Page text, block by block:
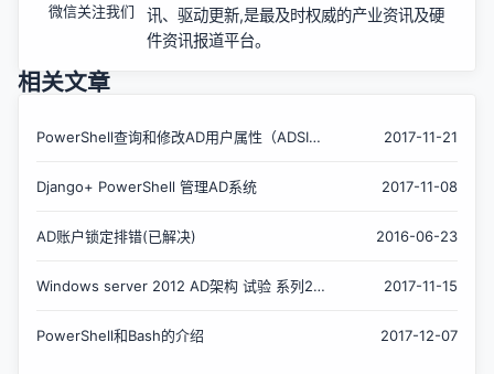
微信关注我们
讯、驱动更新,是最及时权威的产业资讯及硬
件资讯报道平台。
相关文章
PowerShell查询和修改AD用户属性（ADSI属
2017-11-21
Django+ PowerShell 管理AD系统 2017-11-08
AD账户锁定排错(已解决) 2016-06-23
Windows server 2012 AD架构 试验 系列22
2017-11-15
PowerShell和Bash的介绍 2017-12-07